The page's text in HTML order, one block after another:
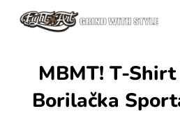
MBMT! T-
Borilačka